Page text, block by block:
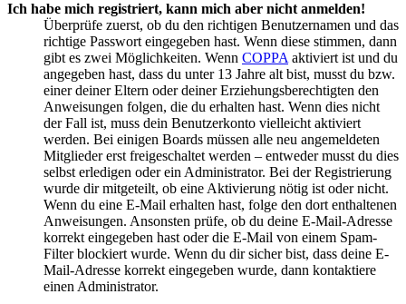
Ich habe mich registriert, kann mich aber nicht anmelden!
Überprüfe zuerst, ob du den richtigen Benutzernamen und das
richtige Passwort eingegeben hast. Wenn diese stimmen, dann
gibt es zwei Möglichkeiten. Wenn COPPA aktiviert ist und du
angegeben hast, dass du unter 13 Jahre alt bist, musst du bzw.
einer deiner Eltern oder deiner Erziehungsberechtigten den
Anweisungen folgen, die du erhalten hast. Wenn dies nicht
der Fall ist, muss dein Benutzerkonto vielleicht aktiviert
werden. Bei einigen Boards müssen alle neu angemeldeten
Mitglieder erst freigeschaltet werden – entweder musst du dies
selbst erledigen oder ein Administrator. Bei der Registrierung
wurde dir mitgeteilt, ob eine Aktivierung nötig ist oder nicht.
Wenn du eine E-Mail erhalten hast, folge den dort enthaltenen
Anweisungen. Ansonsten prüfe, ob du deine E-Mail-Adresse
korrekt eingegeben hast oder die E-Mail von einem Spam-
Filter blockiert wurde. Wenn du dir sicher bist, dass deine E-
Mail-Adresse korrekt eingegeben wurde, dann kontaktiere
einen Administrator.